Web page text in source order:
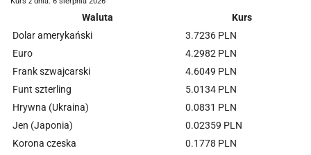
Waluta
Kurs
Dolar amerykański
3.7236 PLN
Euro
4.2982 PLN
Frank szwajcarski
4.6049 PLN
Funt szterling
5.0134 PLN
Hrywna (Ukraina)
0.0831 PLN
Jen (Japonia)
0.02359 PLN
Korona czeska
0.1778 PLN